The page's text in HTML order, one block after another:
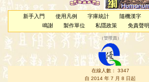
新手入門 使用凡例 字庫統計 隨機漢字
鳴謝
製作單位 私隱政策 免責聲明
（管理員 ）
在線人數： 3347
自 2014 年 7 月 8 日起